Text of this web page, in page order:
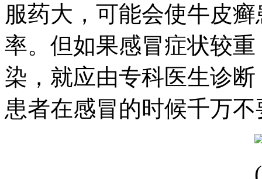
服药大，可能会使牛皮
率。但如果感冒症状较
染，就应由专科医生诊
患者在感冒的时候千万